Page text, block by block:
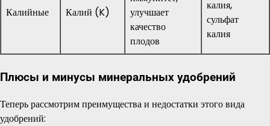
Калийные Калий (K)
улучшает
качество
плодов
калия,
сульфат
калия
Плюсы и минусы минеральных удобрений
Теперь рассмотрим преимущества и недостатки этого вида
удобрений: